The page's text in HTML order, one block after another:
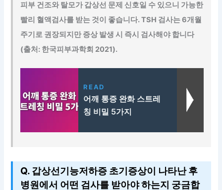
피부 건조와 탈모가 갑상선 문제 신호일 수 있으니 가능한
빨리 혈액검사를 받는 것이 좋습니다. TSH 검사는 6개월
주기로 권장되지만 증상 발생 시 즉시 검사해야 합니다
(출처: 한국피부과학회 2021).
READ
어깨 통증 완화 스트레
칭 비밀 5가지
Q. 갑상선기능저하증 초기증상이 나타난 후
병원에서 어떤 검사를 받아야 하는지 궁금합